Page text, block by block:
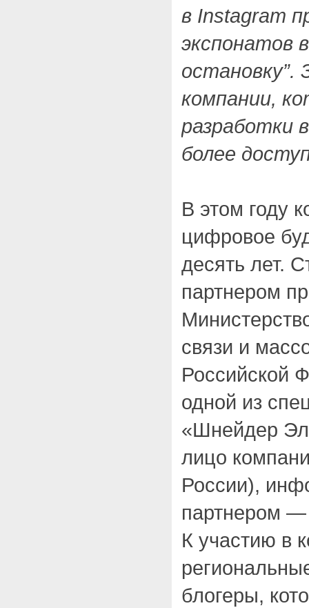
в Instagram
экспонатов
остановку”.
компании,
разработки
более
В этом году
цифровое
десять лет.
партнером
связи и
Российской
одной из
«Шнейдер
лицо
России),
партнером —
К участию в
блогеры,